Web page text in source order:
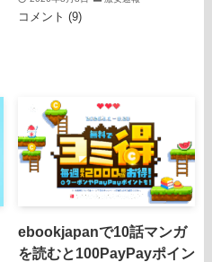
コメント (9)
ebookjapanで10話マンガ
を読むと100PayPayポイン